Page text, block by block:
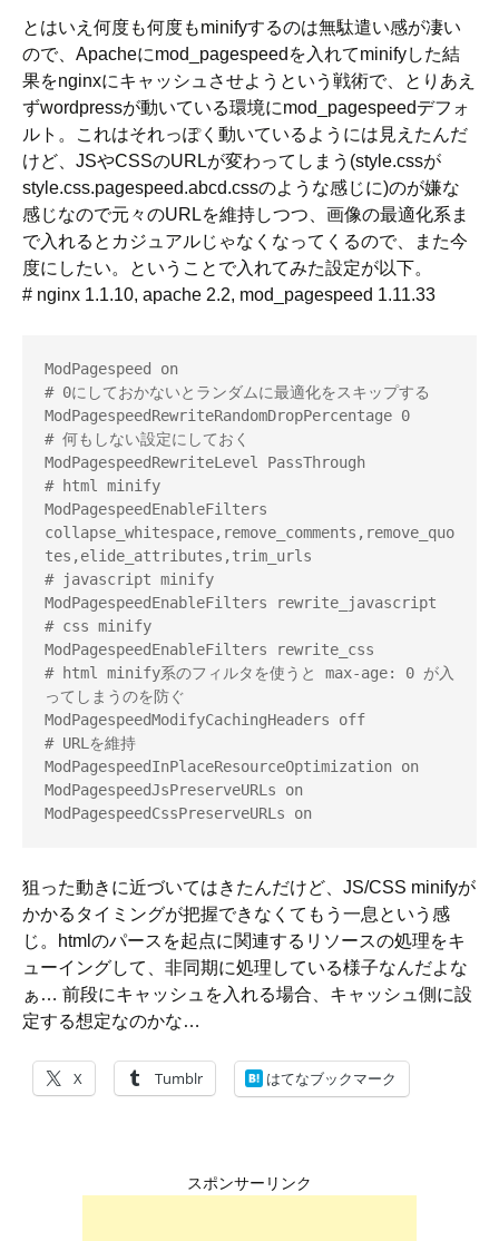
とはいえ何度も何度もminifyするのは無駄遣い感が凄い
ので、Apacheにmod_pagespeedを入れてminifyした結
果をnginxにキャッシュさせようという戦術で、とりあえ
ずwordpressが動いている環境にmod_pagespeedデフォ
ルト。これはそれっぽく動いているようには見えたんだ
けど、JSやCSSのURLが変わってしまう(style.cssが
style.css.pagespeed.abcd.cssのような感じに)のが嫌な
感じなので元々のURLを維持しつつ、画像の最適化系ま
で入れるとカジュアルじゃなくなってくるので、また今
度にしたい。ということで入れてみた設定が以下。
# nginx 1.1.10, apache 2.2, mod_pagespeed 1.11.33
ModPagespeed on
# 0にしておかないとランダムに最適化をスキップする
ModPagespeedRewriteRandomDropPercentage 0
# 何もしない設定にしておく
ModPagespeedRewriteLevel PassThrough
# html minify
ModPagespeedEnableFilters
collapse_whitespace,remove_comments,remove_quo
tes,elide_attributes,trim_urls
# javascript minify
ModPagespeedEnableFilters rewrite_javascript
# css minify
ModPagespeedEnableFilters rewrite_css
# html minify系のフィルタを使うと max-age: 0 が入
ってしまうのを防ぐ
ModPagespeedModifyCachingHeaders off
# URLを維持
ModPagespeedInPlaceResourceOptimization on
ModPagespeedJsPreserveURLs on
狙った動きに近づいてはきたんだけど、JS/CSS minifyが
かかるタイミングが把握できなくてもう一息という感
じ。htmlのパースを起点に関連するリソースの処理をキ
ューイングして、非同期に処理している様子なんだよな
ぁ… 前段にキャッシュを入れる場合、キャッシュ側に設
定する想定なのかな…
X Tumblr はてなブックマーク
スポンサーリンク